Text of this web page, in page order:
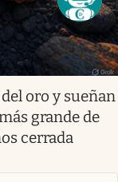
oro y sueñan
grande de
cerrada